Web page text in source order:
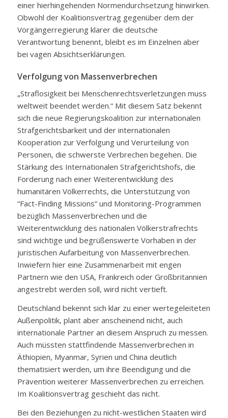
einer hierhingehenden Normendurchsetzung hinwirken.
Obwohl der Koalitionsvertrag gegenüber dem der
Vorgängerregierung klarer die deutsche
Verantwortung benennt, bleibt es im Einzelnen aber
bei vagen Absichtserklärungen.
Verfolgung von Massenverbrechen
„Straflosigkeit bei Menschenrechtsverletzungen muss
weltweit beendet werden.“ Mit diesem Satz bekennt
sich die neue Regierungskoalition zur internationalen
Strafgerichtsbarkeit und der internationalen
Kooperation zur Verfolgung und Verurteilung von
Personen, die schwerste Verbrechen begehen. Die
Stärkung des Internationalen Strafgerichtshofs, die
Forderung nach einer Weiterentwicklung des
humanitären Völkerrechts, die Unterstützung von
“Fact-Finding Missions“ und Monitoring-Programmen
bezüglich Massenverbrechen und die
Weiterentwicklung des nationalen Völkerstrafrechts
sind wichtige und begrüßenswerte Vorhaben in der
juristischen Aufarbeitung von Massenverbrechen.
Inwiefern hier eine Zusammenarbeit mit engen
Partnern wie den USA, Frankreich oder Großbritannien
angestrebt werden soll, wird nicht vertieft.
Deutschland bekennt sich klar zu einer wertegeleiteten
Außenpolitik, plant aber anscheinend nicht, auch
internationale Partner an diesem Anspruch zu messen.
Auch müssten stattfindende Massenverbrechen in
Äthiopien, Myanmar, Syrien und China deutlich
thematisiert werden, um ihre Beendigung und die
Prävention weiterer Massenverbrechen zu erreichen.
Im Koalitionsvertrag geschieht das nicht.
Bei den Beziehungen zu nicht-westlichen Staaten wird